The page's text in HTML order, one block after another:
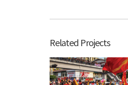
Related Projects